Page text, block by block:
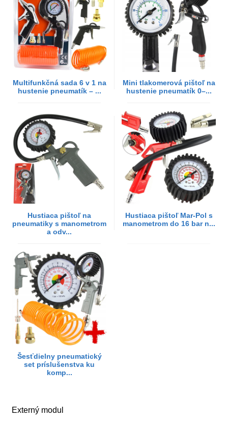
Multifunkčná sada 6 v 1 na
hustenie pneumatík – ...
Mini tlakomerová pištoľ na
hustenie pneumatík 0–...
Hustiaca pištoľ na
pneumatiky s manometrom
a odv...
Hustiaca pištoľ Mar-Pol s
manometrom do 16 bar n...
Šesťdielny pneumatický
set príslušenstva ku
komp...
Externý modul